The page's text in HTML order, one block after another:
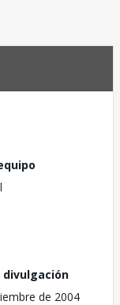
divulgación
de 2004